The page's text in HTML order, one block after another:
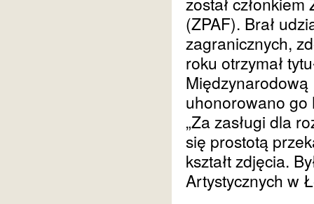
(ZPAF). Brał
zagranicznych,
roku otrzymał
uhonorowano go
„Za zasługi dla
się prostotą
kształt zdjęcia.
Artystycznych w